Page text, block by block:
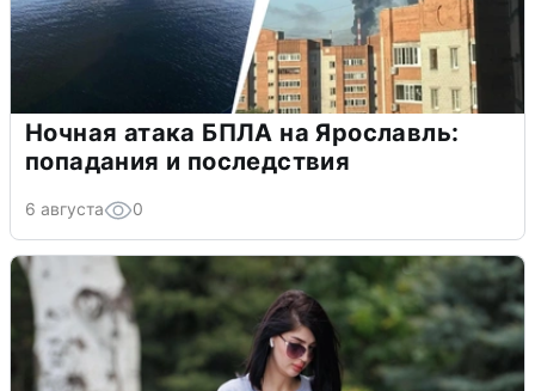
Ночная атака БПЛА на Ярославль:
попадания и последствия
6 августа 0